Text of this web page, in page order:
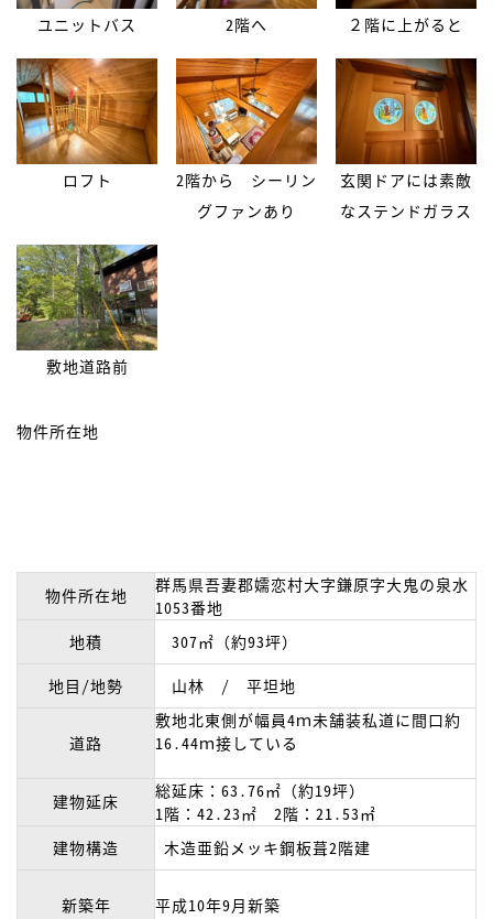
ユニットバス 2階へ ２階に上がると
ロフト
2階から シーリン
グファンあり
玄関ドアには素敵
なステンドガラス
敷地道路前
物件所在地
物件所在地
群馬県吾妻郡嬬恋村大字鎌原字大鬼の泉水
1053番地
地積
307㎡（約93坪）
地目/地勢
山林 / 平坦地
道路
敷地北東側が幅員4ｍ未舗装私道に間口約
16.44ｍ接している
建物延床
総延床：63.76㎡（約19坪）
1階：42.23㎡ 2階：21.53㎡
建物構造
木造亜鉛メッキ鋼板葺2階建
新築年 平成10年9月新築